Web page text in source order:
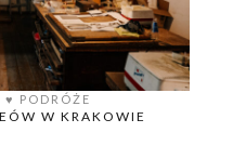
♥️ PODRÓŻE
W KRAKOWIE